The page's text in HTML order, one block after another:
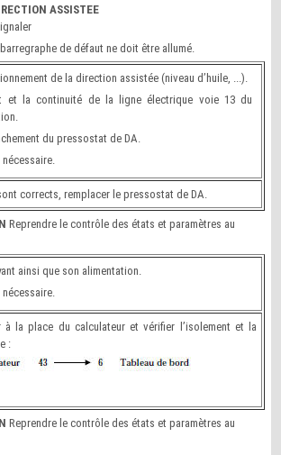
ASSISTEE
de défaut ne doit être allumé.
de la direction assistée (niveau d’huile, ...).
et la continuité de la ligne électrique voie 13 du
du pressostat de DA.
corrects, remplacer le pressostat de DA.
Reprendre le contrôle des états et paramètres au
ainsi que son alimentation.
à la place du calculateur et vérifier l’isolement et la
:
Reprendre le contrôle des états et paramètres au